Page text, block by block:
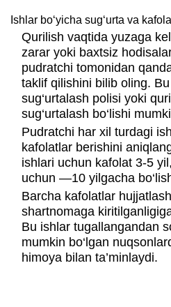
Ishlar bo‘yicha sug‘urta va
Qurilish vaqtida yuzaga
zarar yoki baxtsiz
pudratchi tomonidan
taklif qilishini bilib oling. Bu
sug‘urtalash polisi yoki
sug‘urtalash bo‘lishi
Pudratchi har xil turdagi
kafolatlar berishini
ishlari uchun kafolat 3-5
uchun —10 yilgacha
Barcha kafolatlar
shartnomaga
Bu ishlar tugallangandan
mumkin bo‘lgan
himoya bilan ta’minlaydi.